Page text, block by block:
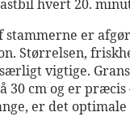
hvert 20.
stammerne er
Størrelsen,
vigtige.
30 cm og er
er det